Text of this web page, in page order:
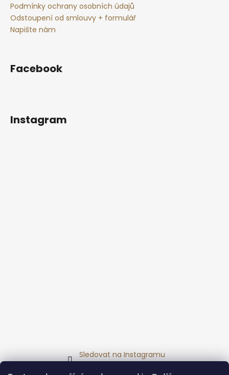
s
u
Podmínky ochrany osobních údajů
Odstoupení od smlouvy + formulář
Napište nám
Facebook
Instagram
Sledovat na Instagramu